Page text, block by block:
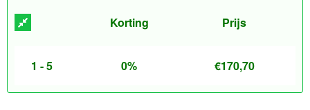
Korting Prijs
1 - 5 0% €170,70